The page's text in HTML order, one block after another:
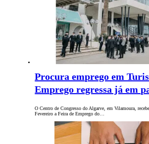
Procura emprego em
Emprego regressa já em
O Centro de Congresso do Algarve, em Vilamoura,
Fevereiro a Feira de Emprego do…